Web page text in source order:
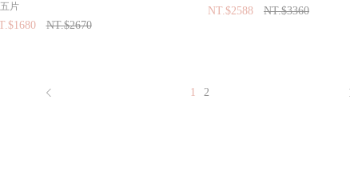
片
NT.$2670
NT.$2588 NT.$3360
1 2